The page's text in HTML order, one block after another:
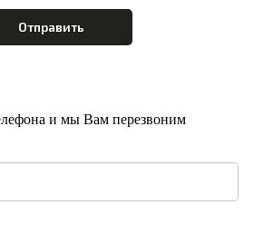
и мы Вам перезвоним